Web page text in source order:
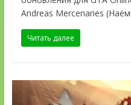
Andreas Mercenaries
Читать далее